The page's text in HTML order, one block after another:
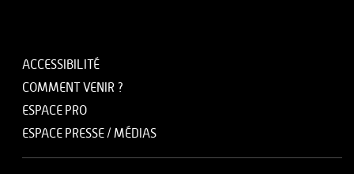
ACCESSIBILITÉ
COMMENT VENIR ?
ESPACE PRO
ESPACE PRESSE / MÉDIAS